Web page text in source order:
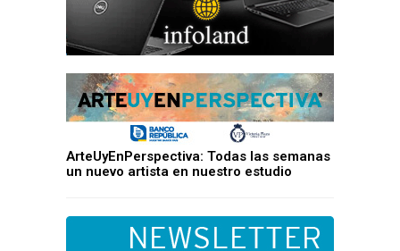
ArteUyEnPerspectiva: Todas las semanas
un nuevo artista en nuestro estudio